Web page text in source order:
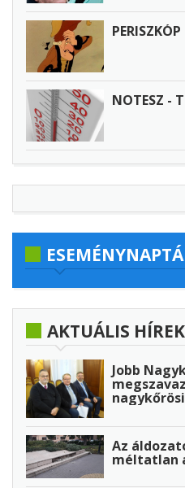
NOTESZ -
AKTUÁLIS HÍREK
Jobb
Az
méltatlan